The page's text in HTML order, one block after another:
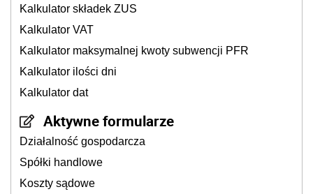
Kalkulator składek ZUS
Kalkulator VAT
Kalkulator maksymalnej kwoty subwencji PFR
Kalkulator ilości dni
Kalkulator dat
Aktywne formularze
Działalność gospodarcza
Spółki handlowe
Koszty sądowe